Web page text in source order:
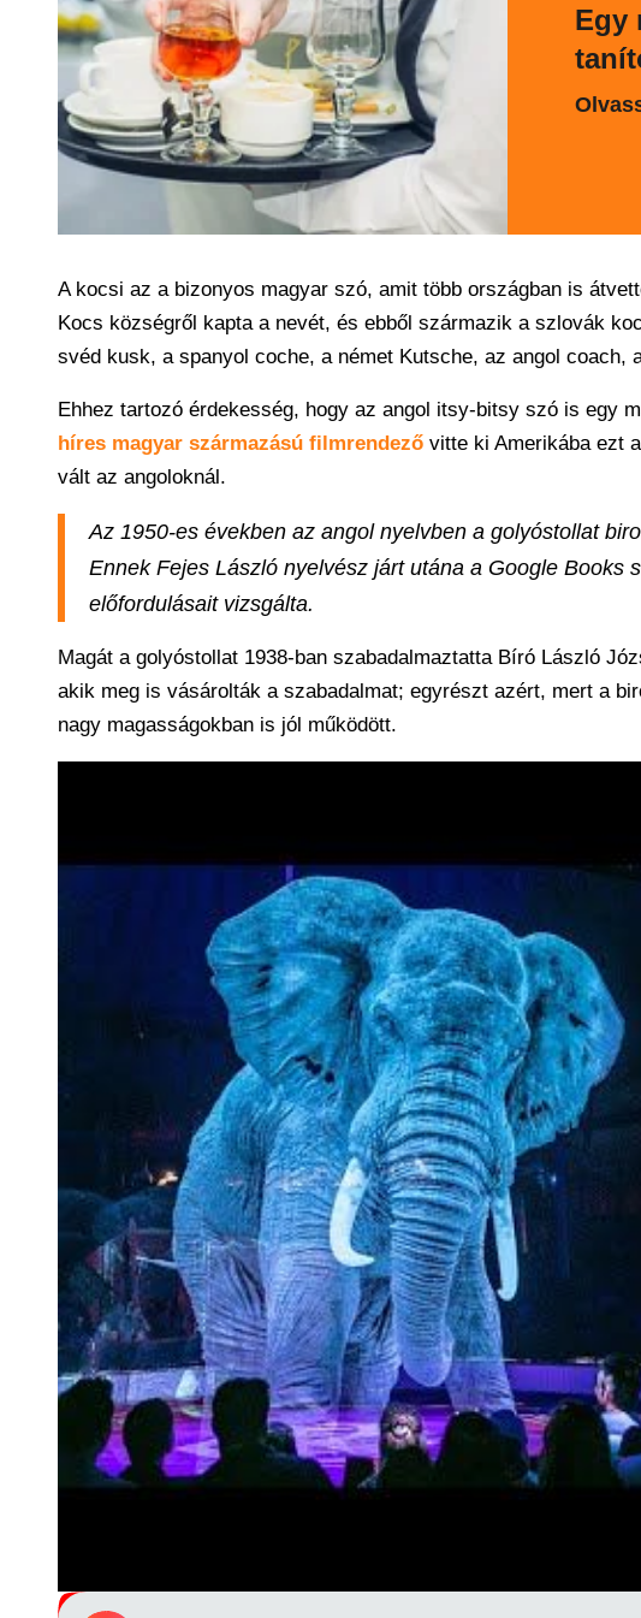
Egy
A kocsi az a bizonyos magyar szó, amit több országban is
Kocs községről kapta a nevét, és ebből származik a szlovák
svéd kusk, a spanyol coche, a német Kutsche, az angol coach,
Ehhez tartozó érdekesség, hogy az angol itsy-bitsy szó is egy
híres magyar származású filmrendező vitte ki Amerikába ezt
vált az angoloknál.
Az 1950-es években az angol nyelvben a golyóstollat
Ennek Fejes László nyelvész járt utána a Google
előfordulásait vizsgálta.
Magát a golyóstollat 1938-ban szabadalmaztatta Bíró László
akik meg is vásárolták a szabadalmat; egyrészt azért, mert a
nagy magasságokban is jól működött.